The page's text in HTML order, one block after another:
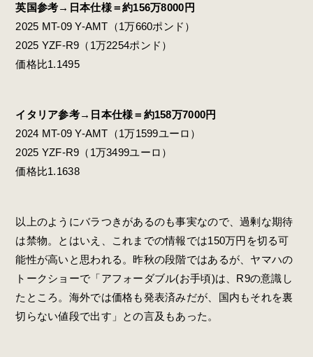
英国参考→日本仕様＝約156万8000円
2025 MT-09 Y-AMT（1万660ポンド）
2025 YZF-R9（1万2254ポンド）
価格比1.1495
イタリア参考→日本仕様＝約158万7000円
2024 MT-09 Y-AMT（1万1599ユーロ）
2025 YZF-R9（1万3499ユーロ）
価格比1.1638
以上のようにバラつきがあるのも事実なので、過剰な期待
は禁物。とはいえ、これまでの情報では150万円を切る可
能性が高いと思われる。昨秋の段階ではあるが、ヤマハの
トークショーで「アフォーダブル(お手頃)は、R9の意識し
たところ。海外では価格も発表済みだが、国内もそれを裏
切らない値段で出す」との言及もあった。